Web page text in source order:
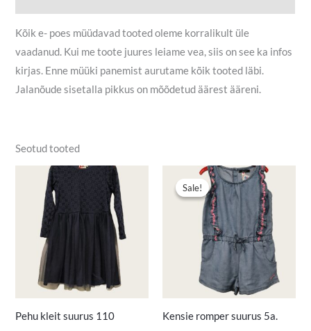
Kõik e- poes müüdavad tooted oleme korralikult üle
vaadanud. Kui me toote juures leiame vea, siis on see ka infos
kirjas. Enne müüki panemist aurutame kõik tooted läbi.
Jalanõude sisetalla pikkus on mõõdetud äärest ääreni.
Seotud tooted
Pehu kleit suurus 110
Sale!
Sale!
Kensie romper suurus 5a.
Algne
hind
oli:
4,90 €.
Praegune
hind
on:
3,00 €.